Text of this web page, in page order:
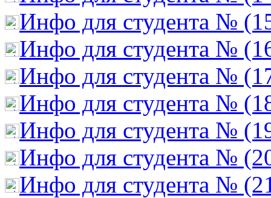
Инфо для студента №
Инфо для студента №
Инфо для студента №
Инфо для студента №
Инфо для студента №
Инфо для студента №
Инфо для студента №